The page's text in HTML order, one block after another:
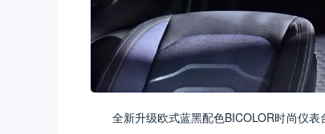
全新升级欧式蓝黑配色BICOLOR时尚仪